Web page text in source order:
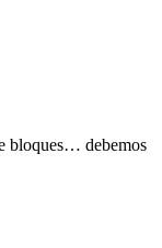
bloques… debemos